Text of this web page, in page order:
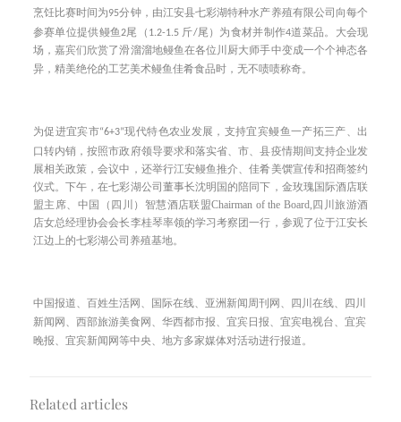
烹饪比赛时间为95分钟，由江安县七彩湖特种水产养殖有限公司向每个
参赛单位提供鳗鱼2尾（ 1.2-1.5 斤/尾）为食材并制作4道菜品。
大会现
场，嘉宾们欣赏了滑溜溜地鳗鱼在各位川厨大师手中变成一个个神态各
异，精美绝伦的工艺美术鳗鱼佳肴食品时，无不啧啧称奇。
为促进宜宾市“6+3”现代特色农业发展，支持宜宾鳗鱼一产拓三产、出
口转内销，按照市政府领导要求和落实省、市、县疫情期间支持企业发
展相关政策，会议中， 还举行江安鳗鱼推介、佳肴美馔宣传和招商签约
仪式。 下午，在七彩湖公司董事长沈明国的陪同下， 金玫瑰国际酒店联
盟主席、 中国（四川）智慧酒店联盟Chairman of the Board, 四川旅游酒
店女总经理协会会长李桂琴率领的学习考察团一行，参观了位于江安长
江边上的七彩湖公司养殖基地。
中国报道、百姓生活网、国际在线、亚洲新闻周刊网、四川在线、四川
新闻网、西部旅游美食网、华西都市报、宜宾日报、宜宾电视台、宜宾
晚报、宜宾新闻网等中央、地方多家媒体对活动进行报道。
Related articles